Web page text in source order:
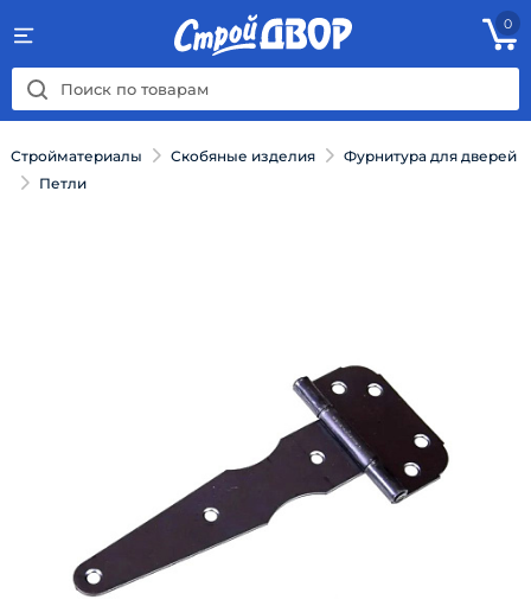
0
Стройматериалы Скобяные изделия
Фурнитура для дверей
Петли